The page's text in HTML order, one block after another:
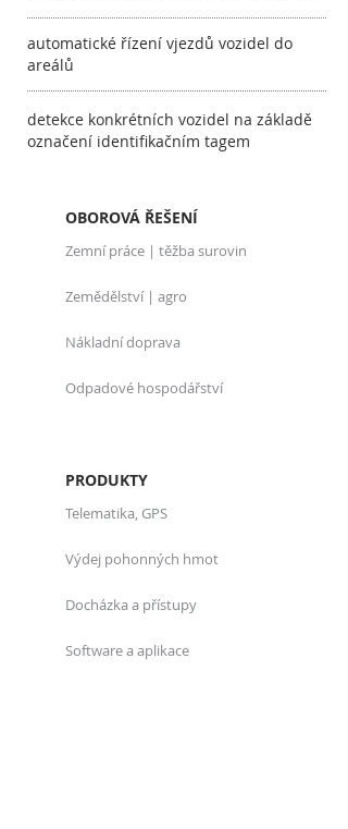
automatické řízení vjezdů vozidel do
areálů
detekce konkrétních vozidel na základě
označení identifikačním tagem
OBOROVÁ ŘEŠENÍ
Zemní práce | těžba surovin
Zemědělství | agro
Nákladní doprava
Odpadové hospodářství
PRODUKTY
Telematika, GPS
Výdej pohonných hmot
Docházka a přístupy
Software a aplikace